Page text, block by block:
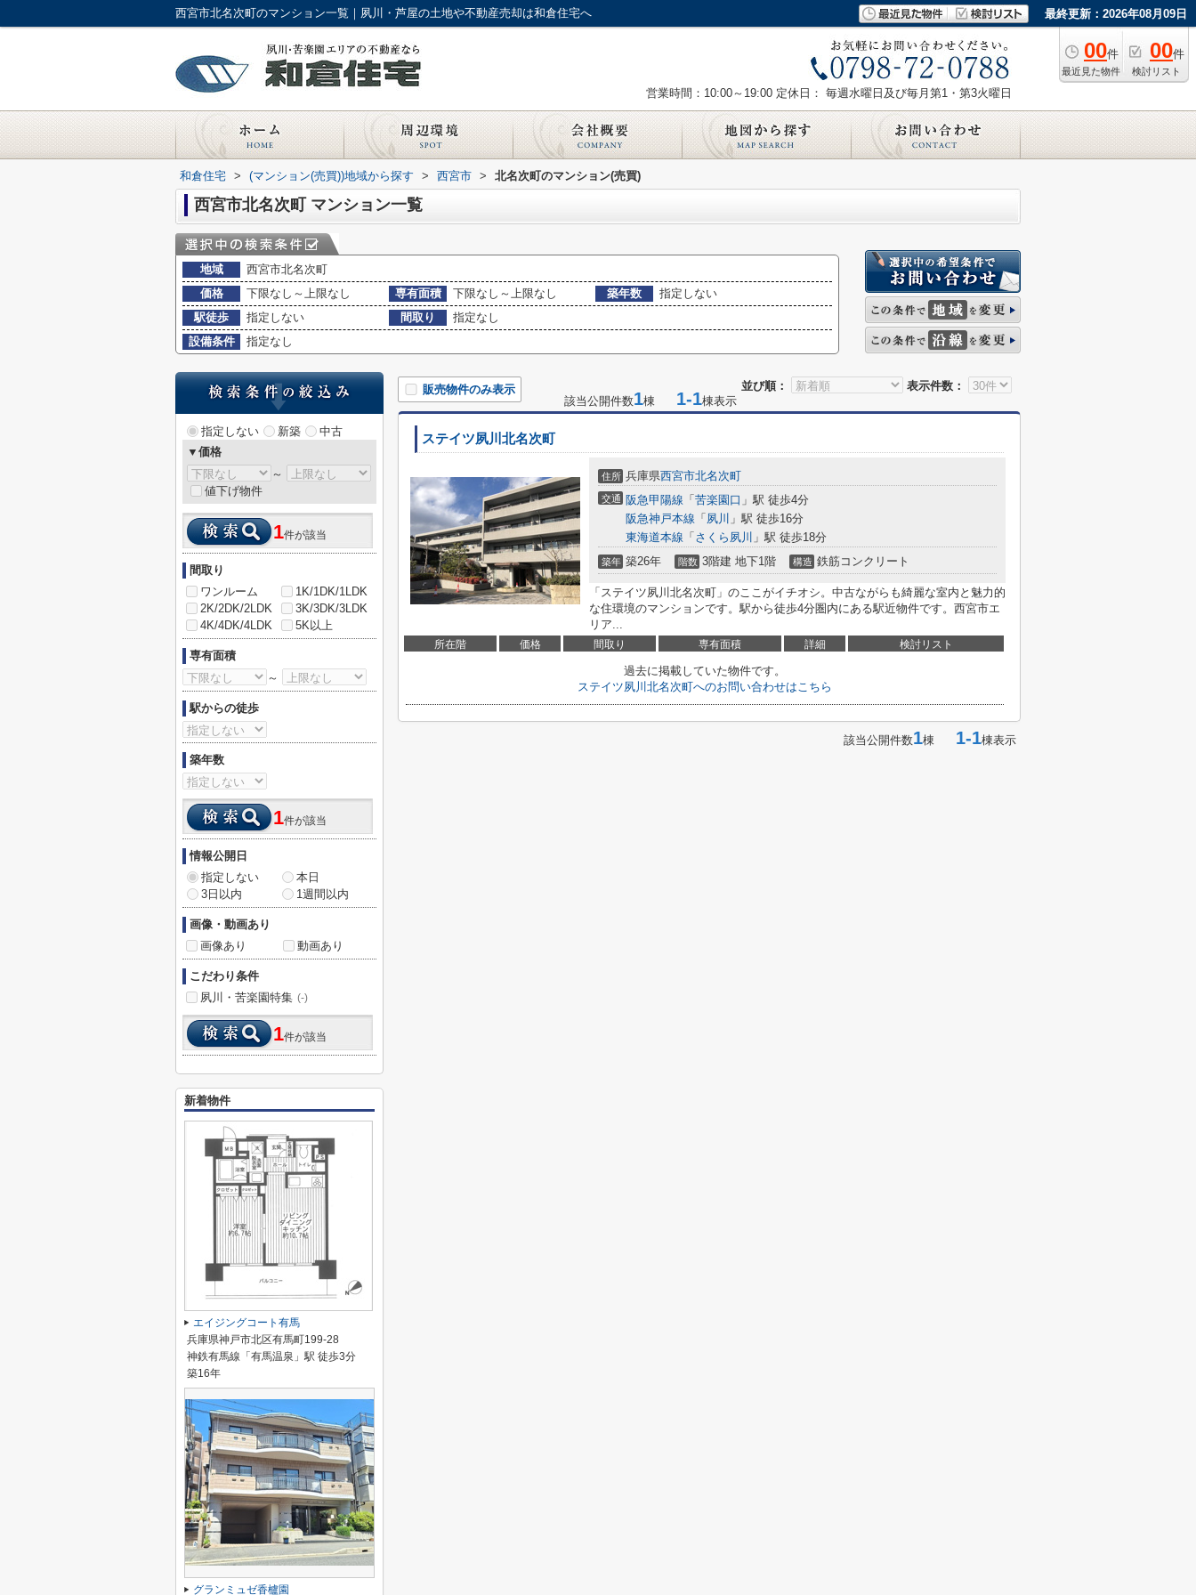
西宮市北名次町のマンション一覧｜夙川・芦屋の土地や不動産売却は和倉住宅へ 最終更新：2026年08月09日
00件
最近見た物件
00件
検討リスト
営業時間：10:00～19:00 定休日： 毎週水曜日及び毎月第1・第3火曜日
和倉住宅 > (マンション(売買))地域から探す > 西宮市 > 北名次町のマンション(売買)
西宮市北名次町 マンション一覧
地域
西宮市北名次町
価格
下限なし～上限なし 専有面積 下限なし～上限なし 築年数
指定しない
駅徒歩
指定しない 間取り
指定なし
設備条件
指定なし
並び順： 表示件数：
販売物件のみ表示
該当公開件数1棟 1-1棟表示
ステイツ夙川北名次町
住所 兵庫県西宮市北名次町
交通 阪急甲陽線 「 苦楽園口 」駅 徒歩4分
阪急神戸本線 「 夙川 」駅 徒歩16分
東海道本線 「 さくら夙川 」駅 徒歩18分
築年 築26年 階数 3階建 地下1階 構造 鉄筋コンクリート
「ステイツ夙川北名次町」のここがイチオシ。中古ながらも綺麗な室内と魅力的
な住環境のマンションです。駅から徒歩4分圏内にある駅近物件です。西宮市エ
リア...
所在階 価格 間取り 専有面積 詳細 検討リスト
過去に掲載していた物件です。
ステイツ夙川北名次町へのお問い合わせはこちら
該当公開件数1棟 1-1棟表示
指定しない 新築
中古
▼価格
～
値下げ物件
1件が該当
間取り
ワンルーム
1K/1DK/1LDK
2K/2DK/2LDK
3K/3DK/3LDK
4K/4DK/4LDK
5K以上
専有面積
～
駅からの徒歩
築年数
1件が該当
情報公開日
指定しない
本日
3日以内
1週間以内
画像・動画あり
画像あり
動画あり
こだわり条件
夙川・苦楽園特集 (-)
1件が該当
新着物件
エイジングコート有馬
兵庫県神戸市北区有馬町199-28
神鉄有馬線「有馬温泉」駅 徒歩3分
築16年
グランミュゼ香櫨園